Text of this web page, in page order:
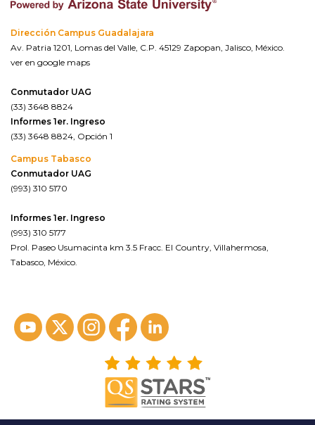
Dirección Campus Guadalajara
Av. Patria 1201, Lomas del Valle, C.P. 45129 Zapopan, Jalisco, México.
ver en google maps
Conmutador UAG
(33) 3648 8824
Informes 1er. Ingreso
(33) 3648 8824, Opción 1
Campus Tabasco
Conmutador UAG
(993) 310 5170
Informes 1er. Ingreso
(993) 310 5177
Prol. Paseo Usumacinta km 3.5 Fracc. El Country, Villahermosa,
Tabasco, México.